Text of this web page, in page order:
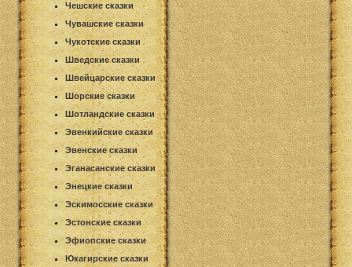
Чешские сказки
Чувашские сказки
Чукотские сказки
Шведские сказки
Швейцарские сказки
Шорские сказки
Шотландские сказки
Эвенкийские сказки
Эвенские сказки
Эганасанские сказки
Энецкие сказки
Эскимосские сказки
Эстонские сказки
Эфиопские сказки
Юкагирские сказки